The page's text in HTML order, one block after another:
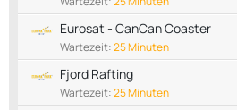
Eurosat - CanCan Coaster
Wartezeit:25 Minuten
Fjord Rafting
Wartezeit:25 Minuten